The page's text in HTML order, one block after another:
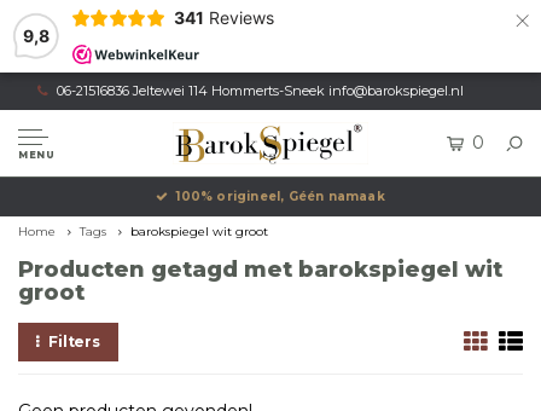
9,8
341 Reviews ×
06-21516836 Jeltewei 114 Hommerts-Sneek info@barokspiegel.nl
MENU
0
100% origineel, Géén namaak
Home Tags barokspiegel wit groot
Producten getagd met barokspiegel wit
groot
Filters